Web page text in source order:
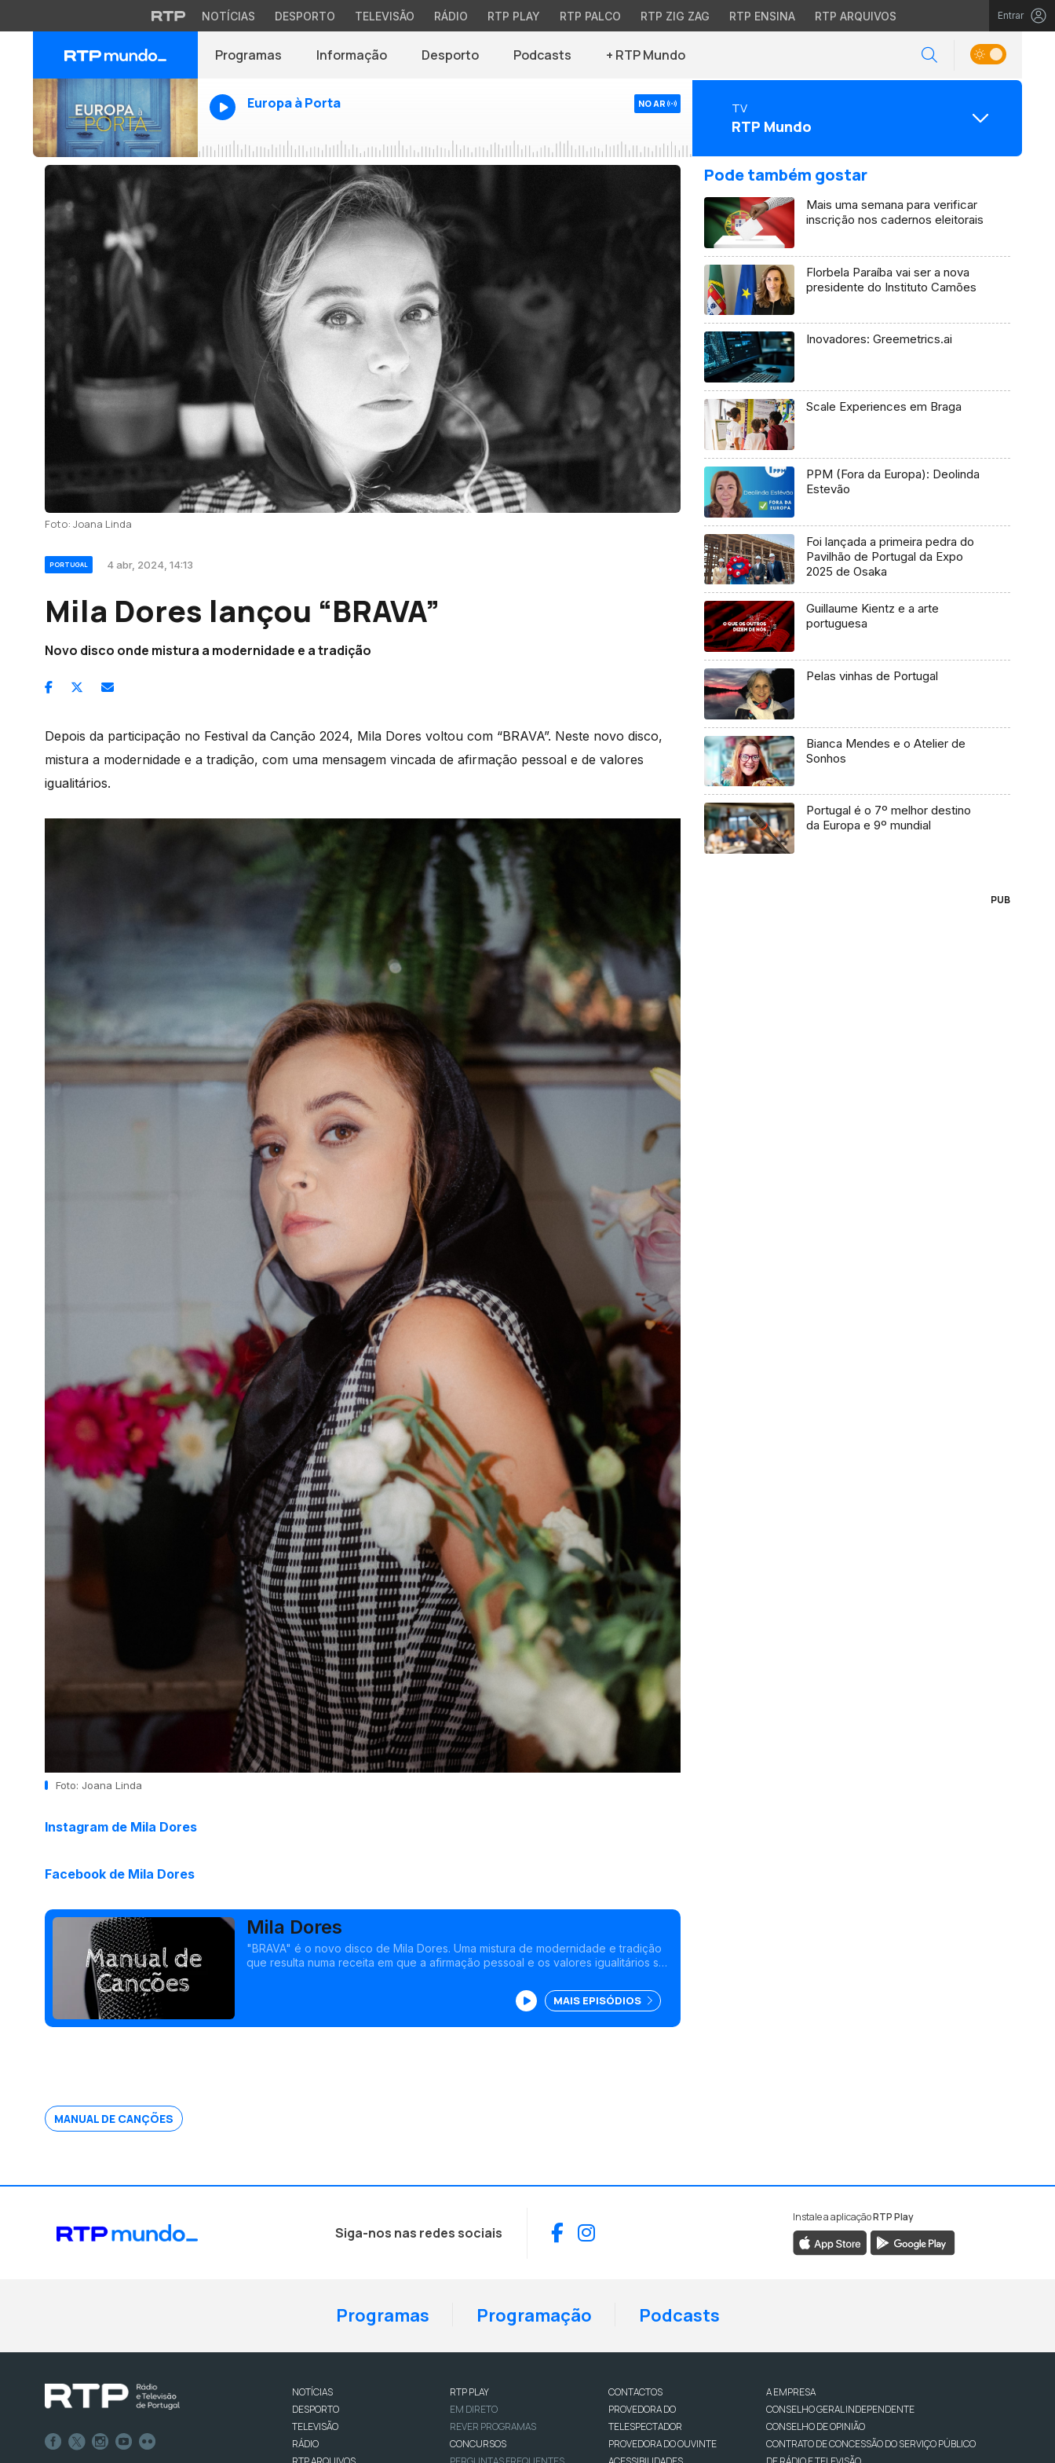
NOTÍCIAS DESPORTO TELEVISÃO RÁDIO RTP PLAY RTP PALCO RTP ZIG ZAG RTP ENSINA RTP ARQUIVOS Entrar
Programas Informação Desporto Podcasts + RTP Mundo
Europa à Porta NO AR TV
RTP Mundo
Foto: Joana Linda
PORTUGAL 4 abr, 2024, 14:13
Mila Dores lançou “BRAVA”
Novo disco onde mistura a modernidade e a tradição
Depois da participação no Festival da Canção 2024, Mila Dores voltou com “BRAVA”. Neste novo disco,
mistura a modernidade e a tradição, com uma mensagem vincada de afirmação pessoal e de valores
igualitários.
Foto: Joana Linda
Instagram de Mila Dores
Facebook de Mila Dores
Mila Dores
"BRAVA" é o novo disco de Mila Dores. Uma mistura de modernidade e tradição
que resulta numa receita em que a afirmação pessoal e os valores igualitários são
MAIS EPISÓDIOS
MANUAL DE CANÇÕES
Pode também gostar
Mais uma semana para verificar
inscrição nos cadernos eleitorais
Florbela Paraíba vai ser a nova
presidente do Instituto Camões
Inovadores: Greemetrics.ai
Scale Experiences em Braga
PPM (Fora da Europa): Deolinda
Estevão
Foi lançada a primeira pedra do
Pavilhão de Portugal da Expo
2025 de Osaka
Guillaume Kientz e a arte
portuguesa
Pelas vinhas de Portugal
Bianca Mendes e o Atelier de
Sonhos
Portugal é o 7º melhor destino
da Europa e 9º mundial
PUB
Siga-nos nas redes sociais Facebook
Instagram
Instale a aplicaçãoRTP Play
Programas Programação Podcasts
NOTÍCIAS
DESPORTO
TELEVISÃO
RÁDIO
RTP PLAY
EM DIRETO
REVER PROGRAMAS
CONCURSOS
CONTACTOS
PROVEDORA DO
TELESPECTADOR
PROVEDORA DO OUVINTE
A EMPRESA
CONSELHO GERAL INDEPENDENTE
CONSELHO DE OPINIÃO
CONTRATO DE CONCESSÃO DO SERVIÇO PÚBLICO